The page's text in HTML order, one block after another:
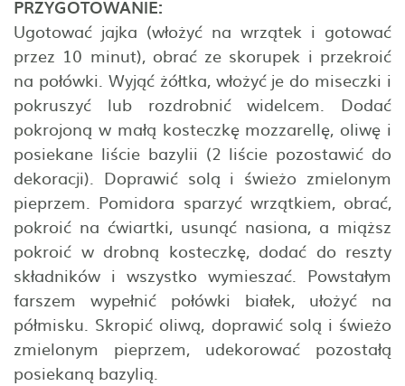
PRZYGOTOWANIE:
Ugotować jajka (włożyć na wrzątek i gotować
przez 10 minut), obrać ze skorupek i przekroić
na połówki. Wyjąć żółtka, włożyć je do miseczki i
pokruszyć lub rozdrobnić widelcem. Dodać
pokrojoną w małą kosteczkę mozzarellę, oliwę i
posiekane liście bazylii (2 liście pozostawić do
dekoracji). Doprawić solą i świeżo zmielonym
pieprzem. Pomidora sparzyć wrzątkiem, obrać,
pokroić na ćwiartki, usunąć nasiona, a miąższ
pokroić w drobną kosteczkę, dodać do reszty
składników i wszystko wymieszać. Powstałym
farszem wypełnić połówki białek, ułożyć na
półmisku. Skropić oliwą, doprawić solą i świeżo
zmielonym pieprzem, udekorować pozostałą
posiekaną bazylią.